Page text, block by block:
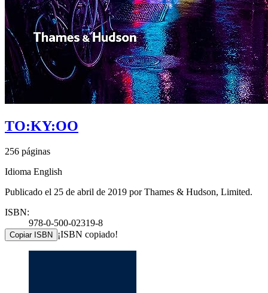
TO:KY:OO
256 páginas
Idioma English
Publicado el 25 de abril de 2019 por Thames & Hudson, Limited.
ISBN:
978-0-500-02319-8
Copiar ISBN ¡ISBN copiado!